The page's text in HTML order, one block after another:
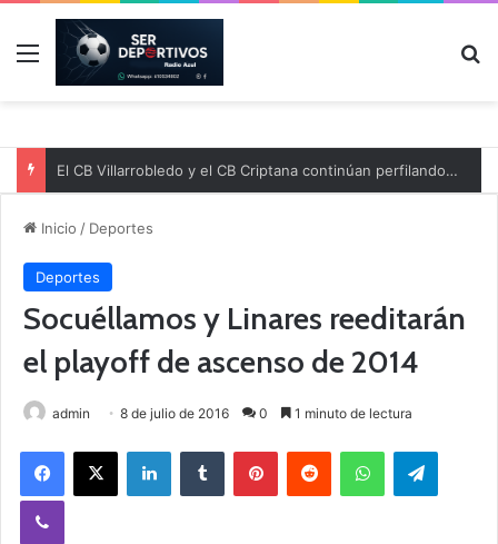
Menú
El CB Villarrobledo y el CB Criptana continúan perfilando sus plantillas
Inicio / Deportes
Deportes
Socuéllamos y Linares reeditarán
el playoff de ascenso de 2014
admin 8 de julio de 2016 0 1 minuto de lectura